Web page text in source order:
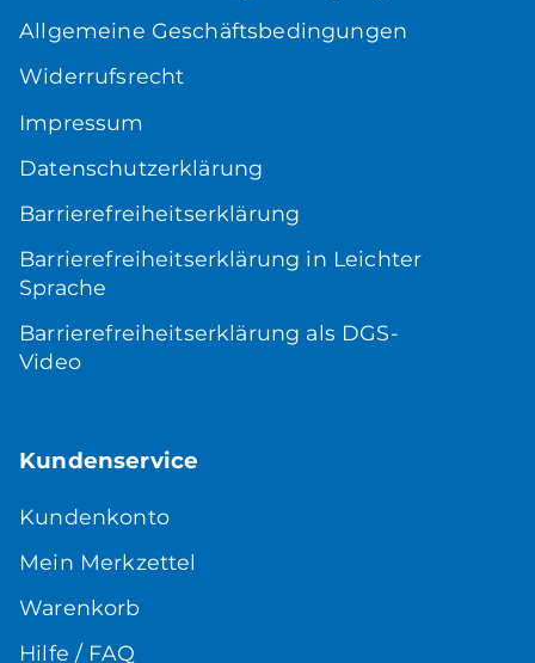
Allgemeine Geschäftsbedingungen
Widerrufsrecht
Impressum
Datenschutzerklärung
Barrierefreiheitserklärung
Barrierefreiheitserklärung in Leichter
Sprache
Barrierefreiheitserklärung als DGS-
Video
Kundenservice
Kundenkonto
Mein Merkzettel
Warenkorb
Hilfe / FAQ